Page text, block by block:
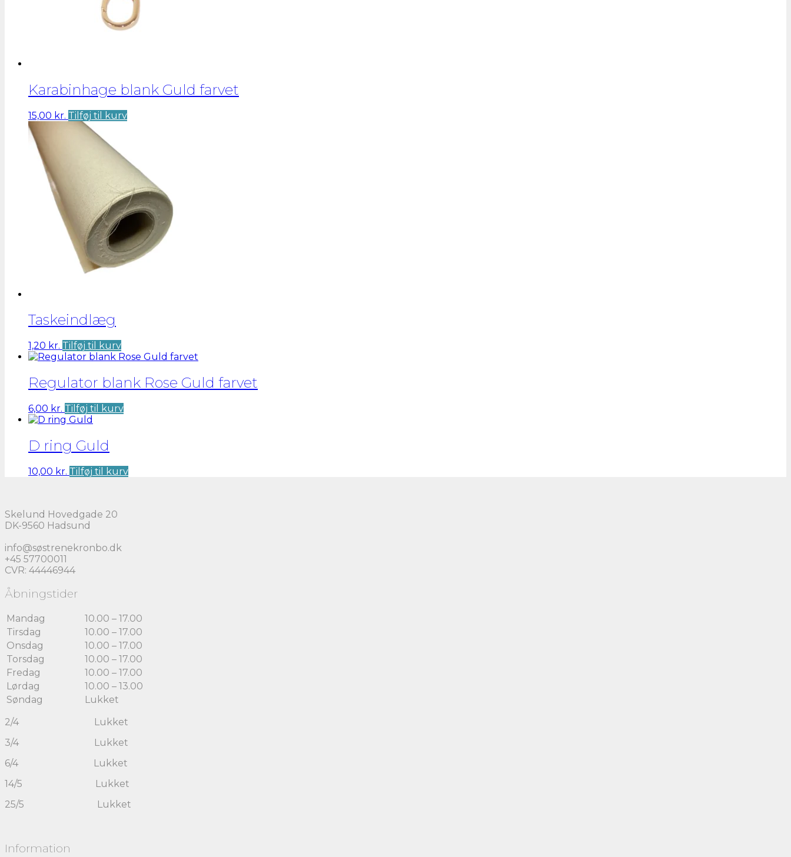
Karabinhage blank Guld farvet
15,00 kr. Tilføj til kurv
Taskeindlæg
1,20 kr. Tilføj til kurv
Regulator blank Rose Guld farvet
6,00 kr. Tilføj til kurv
D ring Guld
10,00 kr. Tilføj til kurv
Skelund Hovedgade 20
DK-9560 Hadsund
info@søstrenekronbo.dk
+45 57700011
CVR: 44446944
Åbningstider
Mandag
10.00 – 17.00
Tirsdag
10.00 – 17.00
Onsdag
10.00 – 17.00
Torsdag
10.00 – 17.00
Fredag
10.00 – 17.00
Lørdag
10.00 – 13.00
Søndag
Lukket
2/4 Lukket
3/4 Lukket
6/4 Lukket
14/5 Lukket
25/5 Lukket
Information